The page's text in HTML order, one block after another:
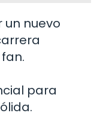
un nuevo
para